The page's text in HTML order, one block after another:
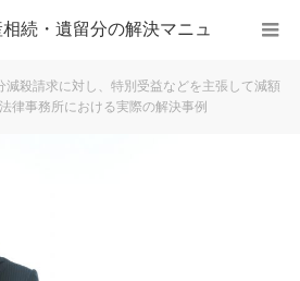
続・遺留分の解決マニュ
減殺請求に対し、特別受益などを主張して減額
律事務所における実際の解決事例